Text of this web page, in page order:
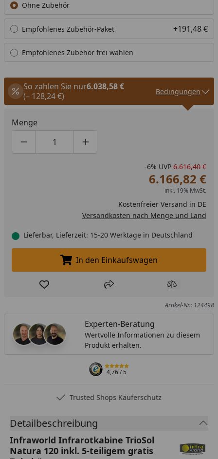
Ohne Zubehör
Empfohlenes Zubehör-Paket +191,48 €
Empfohlenes Zubehör frei wählen
So zahlen Sie nur6.038,58 €
(– 128,24 €)
Bedingungen
Menge
Produktmenge um eins verringern
Produktmenge manuell eingeben
Produktmenge um eins erhöhen
-6% UVP 6.616,40 €
6.166,82 €
inkl. 19% MwSt.
Kostenfreier Versand in DE
Versandkosten nach Menge und Land
Lieferbar, Lieferzeit: 15-20 Werktage in Deutschland
In den Einkaufswagen legen
In den Einkaufswagen
Produkt zur Wunschliste hinzufügen
Teilen Produkt
Artikel-Nr.: 124498
Experten-Beratung
Wertvolle Informationen zu diesem
Produkt erhalten.
4,76/ 5
Trusted Shops Käuferschutz
Detailbeschreibung
Infraworld Infrarotkabine TrioSol
Natura 120 inkl. 5-teiligem gratis